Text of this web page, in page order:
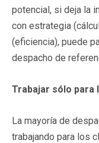
potencial, si deja la
con estrategia
(eficiencia), puede
despacho de
Trabajar sólo para
La mayoría de
trabajando para los